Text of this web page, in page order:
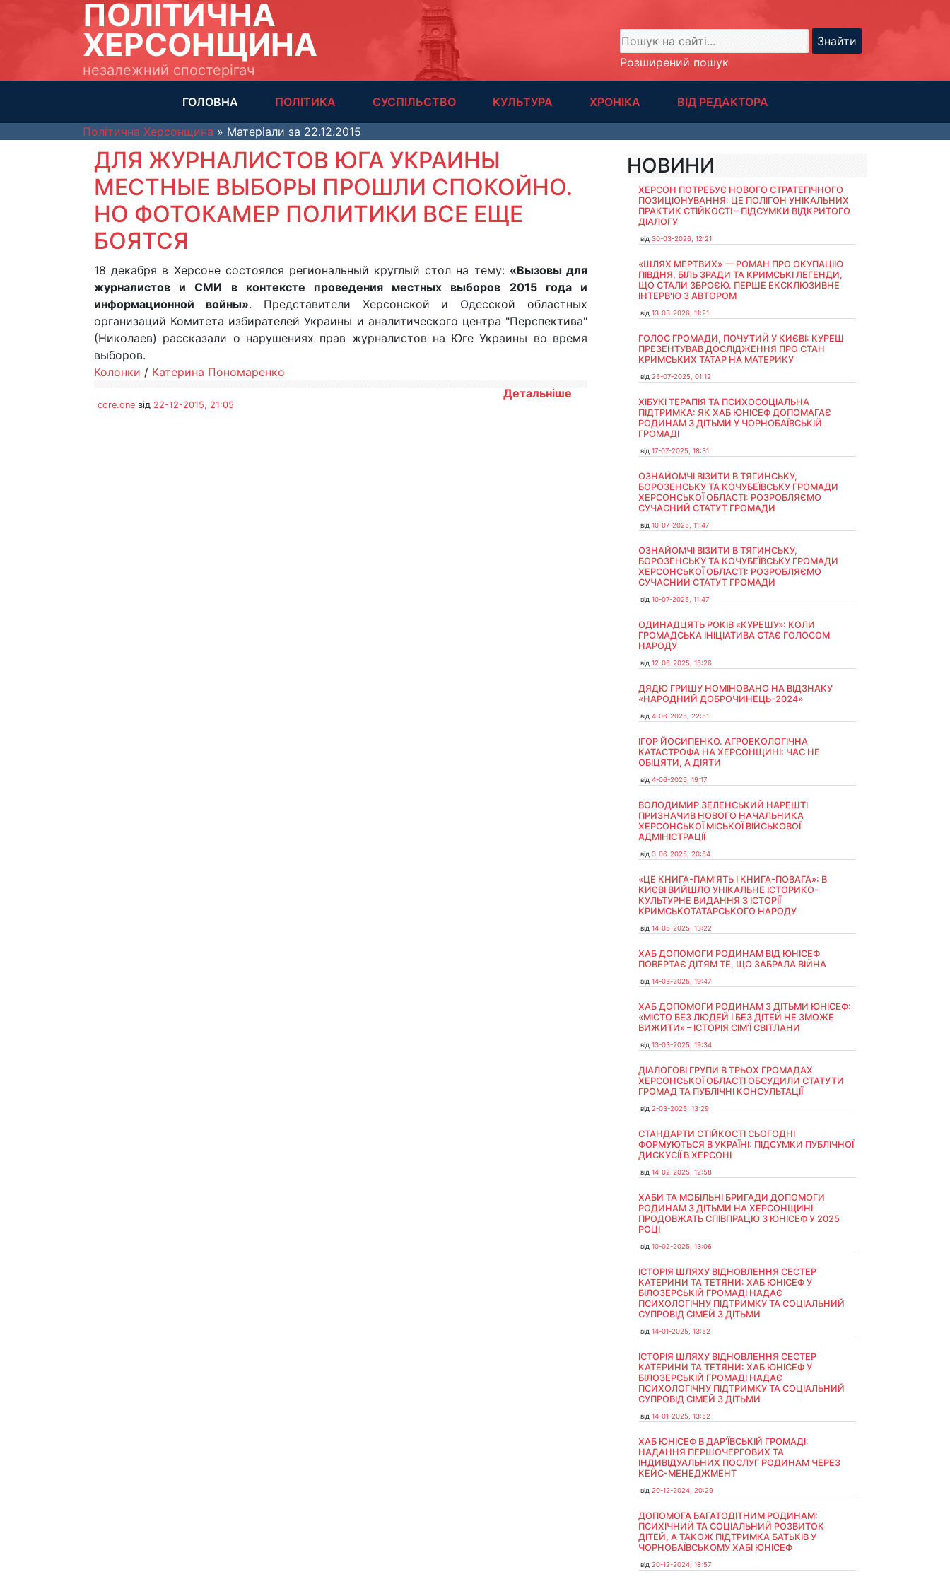
ПОЛІТИЧНА
ХЕРСОНЩИНА
незалежний спостерігач
Знайти
Розширений пошук
ГОЛОВНА ПОЛІТИКА СУСПІЛЬСТВО КУЛЬТУРА ХРОНІКА ВІД РЕДАКТОРА
Політична Херсонщина » Матеріали за 22.12.2015
ДЛЯ ЖУРНАЛИСТОВ ЮГА УКРАИНЫ
МЕСТНЫЕ ВЫБОРЫ ПРОШЛИ СПОКОЙНО.
НО ФОТОКАМЕР ПОЛИТИКИ ВСЕ ЕЩЕ
БОЯТСЯ
18 декабря в Херсоне состоялся региональный круглый стол на тему: «Вызовы для
журналистов и СМИ в контексте проведения местных выборов 2015 года и
информационной войны». Представители Херсонской и Одесской областных
организаций Комитета избирателей Украины и аналитического центра "Перспектива"
(Николаев) рассказали о нарушениях прав журналистов на Юге Украины во время
выборов.
Колонки / Катерина Пономаренко
Детальніше
core.one від 22-12-2015, 21:05
НОВИНИ
ХЕРСОН ПОТРЕБУЄ НОВОГО СТРАТЕГІЧНОГО
ПОЗИЦІОНУВАННЯ: ЦЕ ПОЛІГОН УНІКАЛЬНИХ
ПРАКТИК СТІЙКОСТІ – ПІДСУМКИ ВІДКРИТОГО
ДІАЛОГУ
від 30-03-2026, 12:21
«ШЛЯХ МЕРТВИХ» — РОМАН ПРО ОКУПАЦІЮ
ПІВДНЯ, БІЛЬ ЗРАДИ ТА КРИМСЬКІ ЛЕГЕНДИ,
ЩО СТАЛИ ЗБРОЄЮ. ПЕРШЕ ЕКСКЛЮЗИВНЕ
ІНТЕРВ'Ю З АВТОРОМ
від 13-03-2026, 11:21
ГОЛОС ГРОМАДИ, ПОЧУТИЙ У КИЄВІ: КУРЕШ
ПРЕЗЕНТУВАВ ДОСЛІДЖЕННЯ ПРО СТАН
КРИМСЬКИХ ТАТАР НА МАТЕРИКУ
від 25-07-2025, 01:12
ХІБУКІ ТЕРАПІЯ ТА ПСИХОСОЦІАЛЬНА
ПІДТРИМКА: ЯК ХАБ ЮНІСЕФ ДОПОМАГАЄ
РОДИНАМ З ДІТЬМИ У ЧОРНОБАЇВСЬКІЙ
ГРОМАДІ
від 17-07-2025, 18:31
ОЗНАЙОМЧІ ВІЗИТИ В ТЯГИНСЬКУ,
БОРОЗЕНСЬКУ ТА КОЧУБЕЇВСЬКУ ГРОМАДИ
ХЕРСОНСЬКОЇ ОБЛАСТІ: РОЗРОБЛЯЄМО
СУЧАСНИЙ СТАТУТ ГРОМАДИ
від 10-07-2025, 11:47
ОЗНАЙОМЧІ ВІЗИТИ В ТЯГИНСЬКУ,
БОРОЗЕНСЬКУ ТА КОЧУБЕЇВСЬКУ ГРОМАДИ
ХЕРСОНСЬКОЇ ОБЛАСТІ: РОЗРОБЛЯЄМО
СУЧАСНИЙ СТАТУТ ГРОМАДИ
від 10-07-2025, 11:47
ОДИНАДЦЯТЬ РОКІВ «КУРЕШУ»: КОЛИ
ГРОМАДСЬКА ІНІЦІАТИВА СТАЄ ГОЛОСОМ
НАРОДУ
від 12-06-2025, 15:26
ДЯДЮ ГРИШУ НОМІНОВАНО НА ВІДЗНАКУ
«НАРОДНИЙ ДОБРОЧИНЕЦЬ-2024»
від 4-06-2025, 22:51
ІГОР ЙОСИПЕНКО. АГРОЕКОЛОГІЧНА
КАТАСТРОФА НА ХЕРСОНЩИНІ: ЧАС НЕ
ОБІЦЯТИ, А ДІЯТИ
від 4-06-2025, 19:17
ВОЛОДИМИР ЗЕЛЕНСЬКИЙ НАРЕШТІ
ПРИЗНАЧИВ НОВОГО НАЧАЛЬНИКА
ХЕРСОНСЬКОЇ МІСЬКОЇ ВІЙСЬКОВОЇ
АДМІНІСТРАЦІЇ
від 3-06-2025, 20:54
«ЦЕ КНИГА-ПАМ’ЯТЬ І КНИГА-ПОВАГА»: В
КИЄВІ ВИЙШЛО УНІКАЛЬНЕ ІСТОРИКО-
КУЛЬТУРНЕ ВИДАННЯ З ІСТОРІЇ
КРИМСЬКОТАТАРСЬКОГО НАРОДУ
від 14-05-2025, 13:22
ХАБ ДОПОМОГИ РОДИНАМ ВІД ЮНІСЕФ
ПОВЕРТАЄ ДІТЯМ ТЕ, ЩО ЗАБРАЛА ВІЙНА
від 14-03-2025, 19:47
ХАБ ДОПОМОГИ РОДИНАМ З ДІТЬМИ ЮНІСЕФ:
«МІСТО БЕЗ ЛЮДЕЙ І БЕЗ ДІТЕЙ НЕ ЗМОЖЕ
ВИЖИТИ» – ІСТОРІЯ СІМʼЇ СВІТЛАНИ
від 13-03-2025, 19:34
ДІАЛОГОВІ ГРУПИ В ТРЬОХ ГРОМАДАХ
ХЕРСОНСЬКОЇ ОБЛАСТІ ОБСУДИЛИ СТАТУТИ
ГРОМАД ТА ПУБЛІЧНІ КОНСУЛЬТАЦІЇ
від 2-03-2025, 13:29
СТАНДАРТИ СТІЙКОСТІ СЬОГОДНІ
ФОРМУЮТЬСЯ В УКРАЇНІ: ПІДСУМКИ ПУБЛІЧНОЇ
ДИСКУСІЇ В ХЕРСОНІ
від 14-02-2025, 12:58
ХАБИ ТА МОБІЛЬНІ БРИГАДИ ДОПОМОГИ
РОДИНАМ З ДІТЬМИ НА ХЕРСОНЩИНІ
ПРОДОВЖАТЬ СПІВПРАЦЮ З ЮНІСЕФ У 2025
РОЦІ
від 10-02-2025, 13:06
ІСТОРІЯ ШЛЯХУ ВІДНОВЛЕННЯ СЕСТЕР
КАТЕРИНИ ТА ТЕТЯНИ: ХАБ ЮНІСЕФ У
БІЛОЗЕРСЬКІЙ ГРОМАДІ НАДАЄ
ПСИХОЛОГІЧНУ ПІДТРИМКУ ТА СОЦІАЛЬНИЙ
СУПРОВІД СІМЕЙ З ДІТЬМИ
від 14-01-2025, 13:52
ІСТОРІЯ ШЛЯХУ ВІДНОВЛЕННЯ СЕСТЕР
КАТЕРИНИ ТА ТЕТЯНИ: ХАБ ЮНІСЕФ У
БІЛОЗЕРСЬКІЙ ГРОМАДІ НАДАЄ
ПСИХОЛОГІЧНУ ПІДТРИМКУ ТА СОЦІАЛЬНИЙ
СУПРОВІД СІМЕЙ З ДІТЬМИ
від 14-01-2025, 13:52
ХАБ ЮНІСЕФ В ДАР’ЇВСЬКІЙ ГРОМАДІ:
НАДАННЯ ПЕРШОЧЕРГОВИХ ТА
ІНДИВІДУАЛЬНИХ ПОСЛУГ РОДИНАМ ЧЕРЕЗ
КЕЙС-МЕНЕДЖМЕНТ
від 20-12-2024, 20:29
ДОПОМОГА БАГАТОДІТНИМ РОДИНАМ:
ПСИХІЧНИЙ ТА СОЦІАЛЬНИЙ РОЗВИТОК
ДІТЕЙ, А ТАКОЖ ПІДТРИМКА БАТЬКІВ У
ЧОРНОБАЇВСЬКОМУ ХАБІ ЮНІСЕФ
від 20-12-2024, 18:57